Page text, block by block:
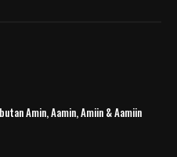
Amin, Aamin, Amiin & Aamiin